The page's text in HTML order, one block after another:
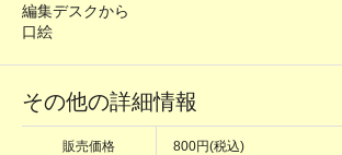
編集デスクから
口絵
その他の詳細情報
販売価格 800円(税込)